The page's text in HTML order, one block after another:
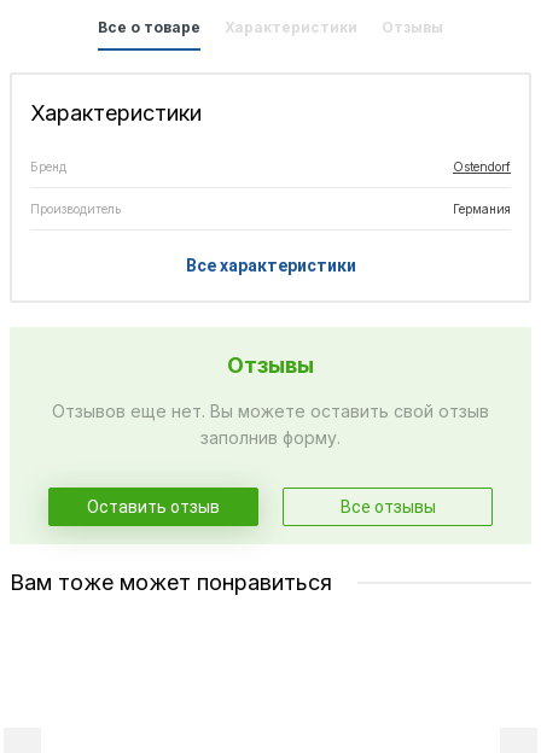
Все о товаре Характеристики Отзывы
Характеристики
Бренд Ostendorf
Производитель Германия
Все характеристики
Отзывы
Отзывов еще нет. Вы можете оставить свой отзыв
заполнив форму.
Оставить отзыв Все отзывы
Вам тоже может понравиться